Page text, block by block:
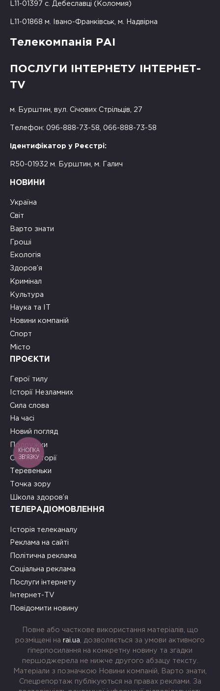
L11-01397 с. Дебеславці (Коломия)
L11-01868 м. Івано-Франківськ, м. Надвірна
Телекомпанія РАІ
ПОСЛУГИ ІНТЕРНЕТУ ІНТЕРНЕТ-
TV
м. Бурштин, вул. Січових Стрільців, 27
Телефон: 096-888-73-58, 066-888-73-58
Ідентифікатор у Реєстрі:
R50-01932 м. Бурштин, м. Галич
НОВИНИ
Україна
Світ
Варто знати
Гроші
Екологія
Здоров’я
Кримінал
Культура
Наука та ІТ
Новини компаній
Спорт
Місто
ПРОЄКТИ
Герої тилу
Історії Незламних
Сила слова
На часі
Новий погляд
Подружки
Смачні історії
Теревеньки
Точка зору
Школа здоров’я
ТЕЛЕРАДІОМОВЛЕННЯ
Історія телеканалу
Реклама на сайті
Політична реклама
Соціальна реклама
Послуги інтернету
Інтернет-TV
Повідомити новину
Повне або часткове використання матеріалів, що
розміщені на rai.ua , дозволяється за умови активного
гіперпосилання на конкретну новину та згадки
першоджерела не нижче другого абзацу тексту.
Матеріали з позначкою Новини компаній, Варто знати,
Спецрепортаж публікуються на правах реклами. За
КНОПКА
ЗВ'ЯЗКУ